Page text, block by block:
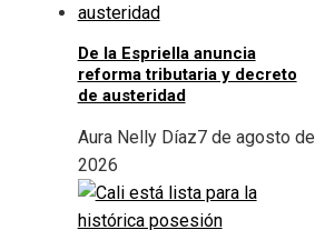
De la Espriella anuncia
reforma tributaria y decreto
de austeridad
Aura Nelly Díaz7 de agosto de
2026